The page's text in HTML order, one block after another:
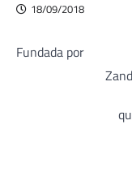
18/09/2018
Fundada por